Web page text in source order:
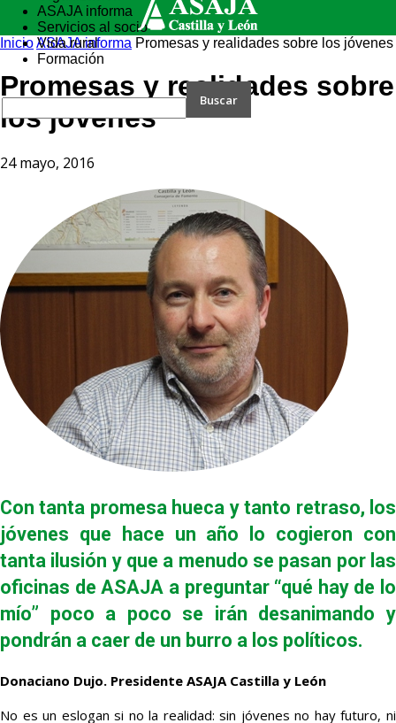
ASAJA informa
Servicios al socio
Vida rural
Formación
InicioASAJA informa Promesas y realidades sobre los jóvenes
Promesas y realidades sobre
los jóvenes
24 mayo, 2016
Con tanta promesa hueca y tanto retraso, los
jóvenes que hace un año lo cogieron con
tanta ilusión y que a menudo se pasan por las
oficinas de ASAJA a preguntar “qué hay de lo
mío” poco a poco se irán desanimando y
pondrán a caer de un burro a los políticos.
Donaciano Dujo. Presidente ASAJA Castilla y León
No es un eslogan si no la realidad: sin jóvenes no hay futuro, ni